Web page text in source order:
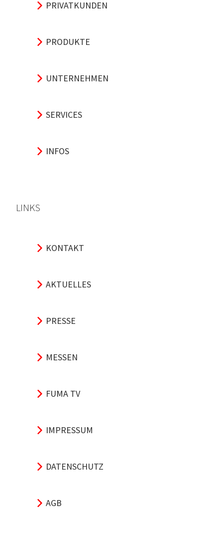
PRIVATKUNDEN
PRODUKTE
UNTERNEHMEN
SERVICES
INFOS
LINKS
KONTAKT
AKTUELLES
PRESSE
MESSEN
FUMA TV
IMPRESSUM
DATENSCHUTZ
AGB